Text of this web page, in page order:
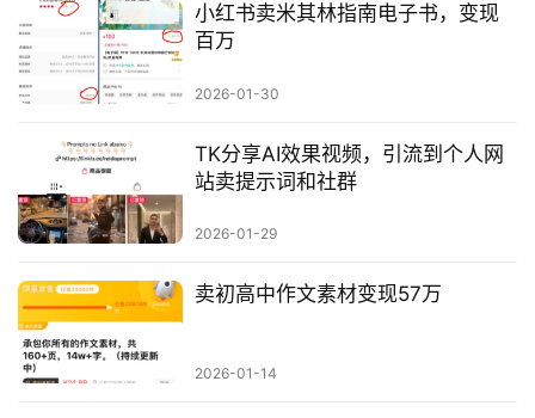
小红书卖米其林指南电子书，变现
百万
2026-01-30
TK分享AI效果视频，引流到个人网
站卖提示词和社群
2026-01-29
卖初高中作文素材变现57万
2026-01-14